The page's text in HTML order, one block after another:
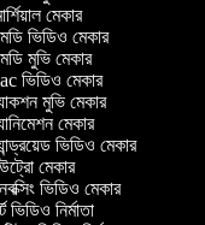
মেকার
ভিডিও মেকার
মুভি মেকার
ভিডিও মেকার
মুভি মেকার
মেকার
ভিডিও মেকার
মেকার
ভিডিও মেকার
নির্মাতা